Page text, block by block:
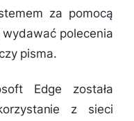
za pomocą
polecenia
pisma.
Edge została
z sieci